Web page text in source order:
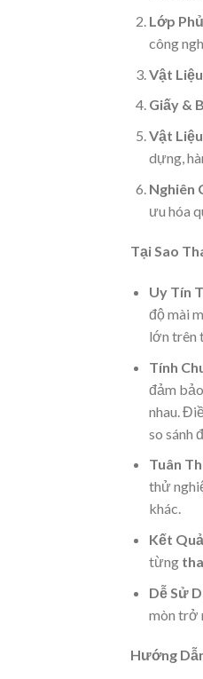
Lớp
công
Vật
Giấy &
Vật
dựng,
Nghiên
ưu hóa
Tại Sao
Uy Tín
độ mài
lớn trên
Tính
đảm
nhau.
so sánh
Tuân
thử
khác.
Kết
từng
Dễ Sử
mòn trở
Hướng